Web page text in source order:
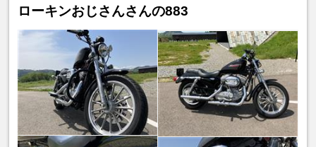
ローキンおじさんさんの883